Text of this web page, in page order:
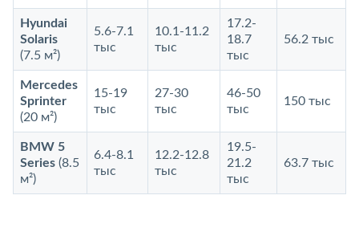
Hyundai
Solaris
(7.5 м²)
5.6-7.1
тыс
10.1-11.2
тыс
17.2-
18.7
тыс
56.2 тыс
Mercedes
Sprinter
(20 м²)
15-19
тыс
27-30
тыс
46-50
тыс
150 тыс
BMW 5
Series (8.5
м²)
6.4-8.1
тыс
12.2-12.8
тыс
19.5-
21.2
тыс
63.7 тыс